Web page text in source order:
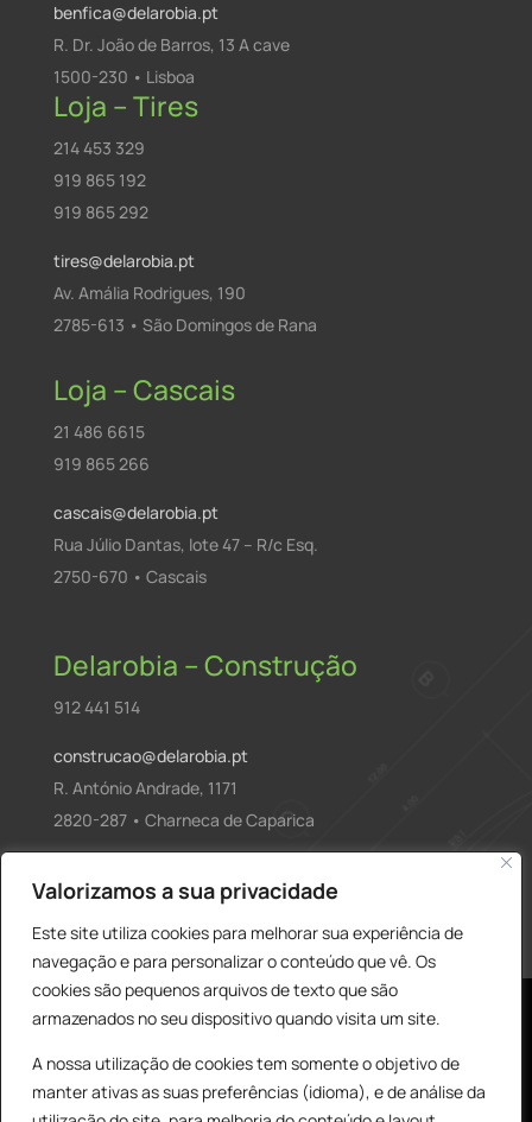
Valorizamos a sua privacidade
Este site utiliza cookies para melhorar sua experiência de
navegação e para personalizar o conteúdo que vê. Os
cookies são pequenos arquivos de texto que são
armazenados no seu dispositivo quando visita um site.
A nossa utilização de cookies tem somente o objetivo de
manter ativas as suas preferências (idioma), e de análise da
benfica@delarobia.pt
R. Dr. João de Barros, 13 A cave
1500-230 • Lisboa
Loja – Tires
214 453 329
919 865 192
919 865 292
tires@delarobia.pt
Av. Amália Rodrigues, 190
2785-613 • São Domingos de Rana
Loja – Cascais
21 486 6615
919 865 266
cascais@delarobia.pt
Rua Júlio Dantas, lote 47 – R/c Esq.
2750-670 • Cascais
Delarobia – Construção
912 441 514
construcao@delarobia.pt
R. António Andrade, 1171
2820-287 • Charneca de Caparica
Products
search